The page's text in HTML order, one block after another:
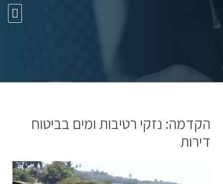
הקדמה: נזקי רטיבות ומים בביטוח
דירות